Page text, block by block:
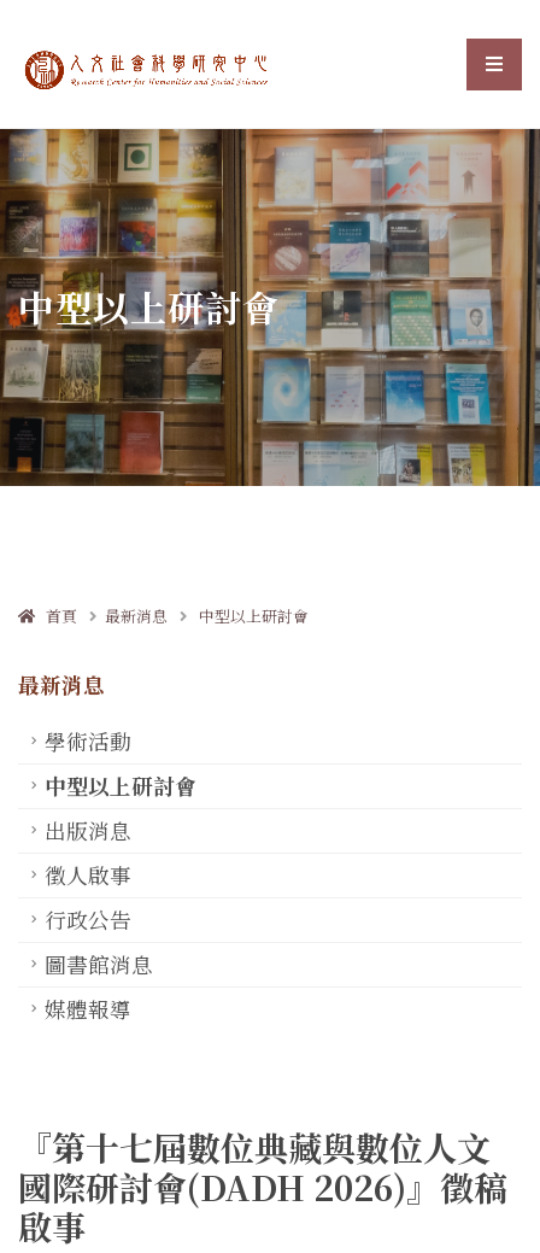
中央研究院人文社會科選
:::
中型以上研討會
首頁 最新消息 中型以上研討會
最新消息
學術活動
中型以上研討會
出版消息
徵人啟事
行政公告
圖書館消息
媒體報導
『第十七屆數位典藏與數位人文
國際研討會(DADH 2026)』徵稿
啟事